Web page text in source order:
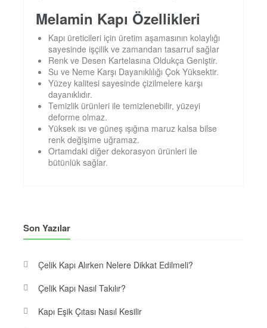
Melamin Kapı Özellikleri
Kapı üreticileri için üretim aşamasının kolaylığı
sayesinde işçilik ve zamandan tasarruf sağlar
Renk ve Desen Kartelasına Oldukça Geniştir.
Su ve Neme Karşı Dayanıklılığı Çok Yüksektir.
Yüzey kalitesi sayesinde çizilmelere karşı
dayanıklıdır.
Temizlik ürünleri ile temizlenebilir, yüzeyi
deforme olmaz.
Yüksek ısı ve güneş ışığına maruz kalsa bilse
renk değişime uğramaz.
Ortamdaki diğer dekorasyon ürünleri ile
bütünlük sağlar.
Son Yazılar
Çelik Kapı Alırken Nelere Dikkat Edilmeli?
Çelik Kapı Nasıl Takılır?
Kapı Eşik Çıtası Nasıl Kesilir